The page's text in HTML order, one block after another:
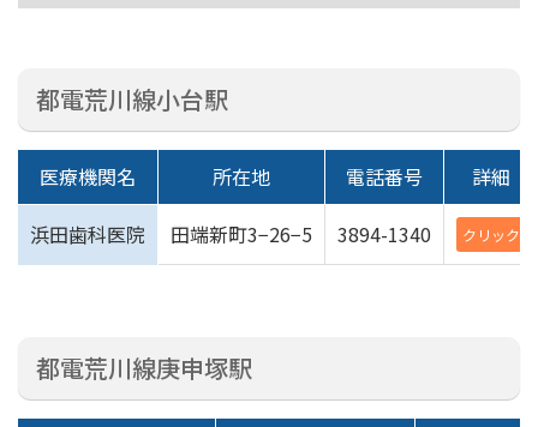
都電荒川線小台駅
医療機関名 所在地 電話番号
詳細
浜田歯科医院
田端新町3−26−5 3894-1340 クリック
都電荒川線庚申塚駅